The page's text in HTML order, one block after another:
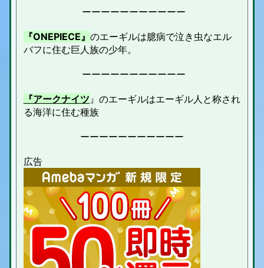
ーーーーーーーーーーー
『ONEPIECE』 のエーギルは臆病で泣き虫なエル
バフに住む巨人族の少年。
ーーーーーーーーーーー
『アークナイツ』のエーギルはエーギル人と称され
る海洋に住む種族
ーーーーーーーーーーー